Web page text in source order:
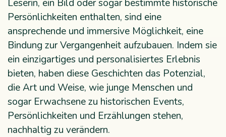
Leserin, ein Bild oder sogar bestimmte historische
Persönlichkeiten enthalten, sind eine
ansprechende und immersive Möglichkeit, eine
Bindung zur Vergangenheit aufzubauen. Indem sie
ein einzigartiges und personalisiertes Erlebnis
bieten, haben diese Geschichten das Potenzial,
die Art und Weise, wie junge Menschen und
sogar Erwachsene zu historischen Events,
Persönlichkeiten und Erzählungen stehen,
nachhaltig zu verändern.